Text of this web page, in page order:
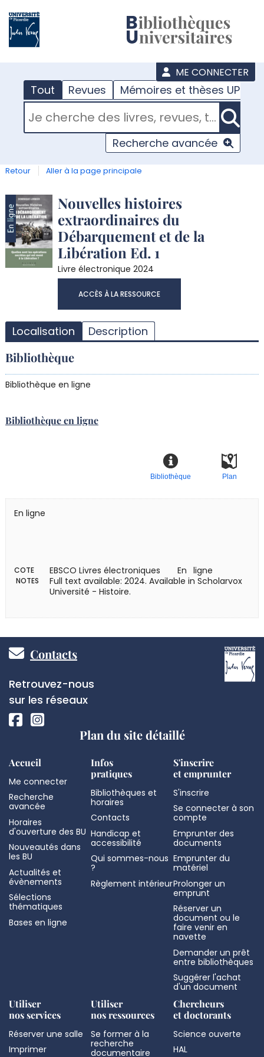
ME CONNECTER
Tout Revues Mémoires et thèses UPJV
RECHERCHER DANS "TOUT"
Recherche avancée
Retour Aller à la page principale
Détail
document
Nouvelles histoires
extraordinaires du
Débarquement et de la
Libération Ed. 1
Livre électronique 2024
ACCÈS À LA RESSOURCE
Localisation Description
Bibliothèque
Bibliothèque en ligne
Bibliothèque en ligne
Plan
Bibliothèque
En ligne
COTE EBSCO Livres électroniques En ligne
NOTES
Full text available: 2024. Available in Scholarvox
Université - Histoire.
Pied
de
page
Contacts
Réseaux
sociaux
Retrouvez-nous
sur les réseaux
Plan du site détaillé
Accueil
Me connecter
Recherche
avancée
Horaires
d'ouverture des BU
Nouveautés dans
les BU
Actualités et
évènements
Sélections
thématiques
Bases en ligne
Infos
pratiques
Bibliothèques et
horaires
Contacts
Handicap et
accessibilité
Qui sommes-nous
?
Règlement intérieur
S'inscrire
et emprunter
S'inscrire
Se connecter à son
compte
Emprunter des
documents
Emprunter du
matériel
Prolonger un
emprunt
Réserver un
document ou le
faire venir en
navette
Demander un prêt
entre bibliothèques
Suggérer l'achat
d'un document
Utiliser
nos services
Réserver une salle
Imprimer
Utiliser
nos ressources
Se former à la
recherche
documentaire
Chercheurs
et doctorants
Science ouverte
HAL